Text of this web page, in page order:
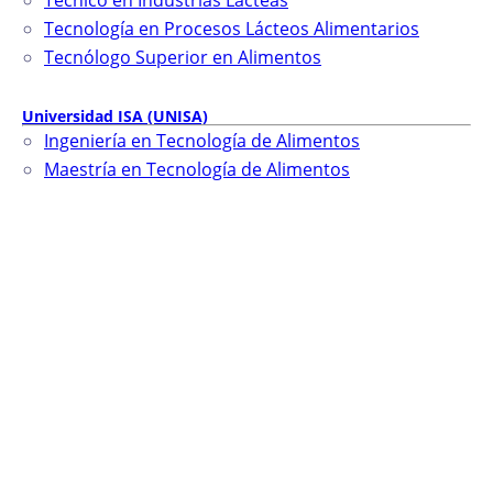
Tecnología en Procesos Lácteos Alimentarios
Tecnólogo Superior en Alimentos
Universidad ISA (UNISA)
Ingeniería en Tecnología de Alimentos
Maestría en Tecnología de Alimentos